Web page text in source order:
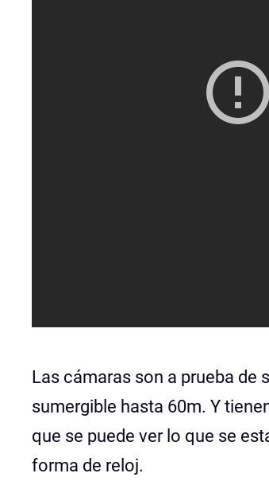
Las cámaras son a prueba de
sumergible hasta 60m. Y
que se puede ver lo que se
forma de reloj.